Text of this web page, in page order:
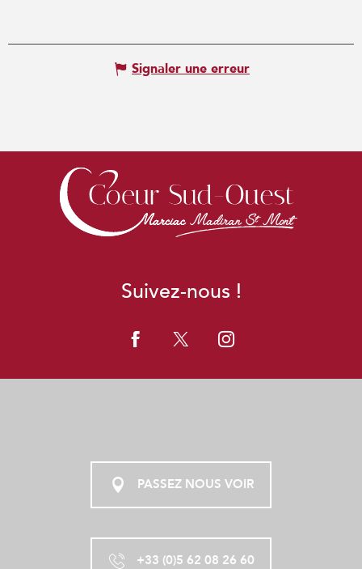
Signaler une erreur
Suivez-nous !
PASSEZ NOUS VOIR
+33 (0)5 62 08 26 60